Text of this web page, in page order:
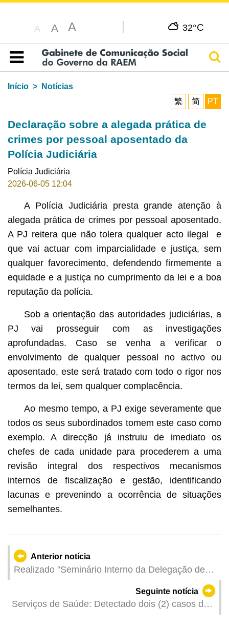
A A A 32°C
Índice
Início
Notícias
繁
简 PT
Declaração sobre a alegada prática de
crimes por pessoal aposentado da
Polícia Judiciária
Polícia Judiciária
2026-06-05 12:04
A Polícia Judiciária presta grande atenção à
alegada prática de crimes por pessoal aposentado.
A PJ reitera que não tolera qualquer acto ilegal e
que vai actuar com imparcialidade e justiça, sem
qualquer favorecimento, defendendo firmemente a
equidade e a justiça no cumprimento da lei e a boa
reputação da polícia.
Sob a orientação das autoridades judiciárias, a
PJ vai prosseguir com as investigações
aprofundadas. Caso se venha a verificar o
envolvimento de qualquer pessoal no activo ou
aposentado, este será tratado com todo o rigor nos
termos da lei, sem qualquer complacência.
Ao mesmo tempo, a PJ exige severamente que
todos os seus subordinados tomem este caso como
exemplo. A direcção já instruiu de imediato os
chefes de cada unidade para procederem a uma
revisão integral dos respectivos mecanismos
internos de fiscalização e gestão, identificando
lacunas e prevenindo a ocorrência de situações
semelhantes.
Anterior notícia
Realizado "Seminário Interno da Delegação de
âmbito das Ciências da Vida" Explorando
oportunidades no mercado farmacêutico latino-
Seguinte notícia
Serviços de Saúde: Detectado dois (2) casos de